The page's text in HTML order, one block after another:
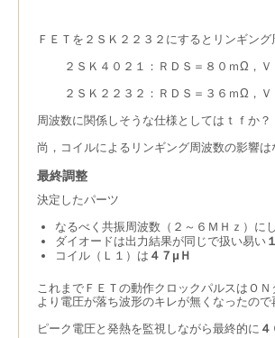
ＦＥＴを２ＳＫ２２３２にするとリンギン
２ＳＫ４０２１：ＲＤＳ＝８０ｍΩ，
２ＳＫ２２３２：ＲＤＳ＝３６ｍΩ，
周波数に関係しそうな仕様としてはｔｆか？
尚，コイルによるリンギング周波数の影響
最終調整
決定したパーツ
なるべく共振周波数（２～６ＭＨｚ）に
ダイオードは出力結果が同じで扱い易い
コイル（Ｌ１）は ４７μＨ
これまでＦＥＴの動作クロックパルスはＯ
より電圧が落ち波形のキレが無くなったの
ピーク電圧と発熱を監視しながら最終的に